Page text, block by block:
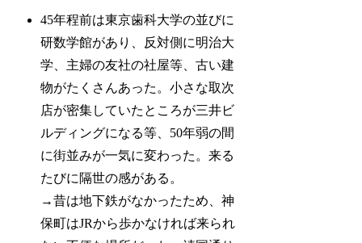
45年程前は東京歯科大学の並びに
研数学館があり、反対側に明治大
学、主婦の友社の社屋等、古い建
物がたくさんあった。小さな取次
店が密集していたところが三井ビ
ルディングになる等、50年弱の間
に街並みが一気に変わった。来る
たびに隔世の感がある。
→昔は地下鉄がなかったため、神
保町はJRから歩かなければ来られ